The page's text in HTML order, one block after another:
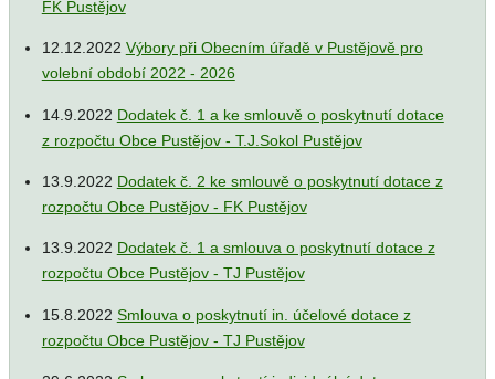
FK Pustějov
12.12.2022 Výbory při Obecním úřadě v Pustějově pro
volební období 2022 - 2026
14.9.2022 Dodatek č. 1 a ke smlouvě o poskytnutí dotace
z rozpočtu Obce Pustějov - T.J.Sokol Pustějov
13.9.2022 Dodatek č. 2 ke smlouvě o poskytnutí dotace z
rozpočtu Obce Pustějov - FK Pustějov
13.9.2022 Dodatek č. 1 a smlouva o poskytnutí dotace z
rozpočtu Obce Pustějov - TJ Pustějov
15.8.2022 Smlouva o poskytnutí in. účelové dotace z
rozpočtu Obce Pustějov - TJ Pustějov